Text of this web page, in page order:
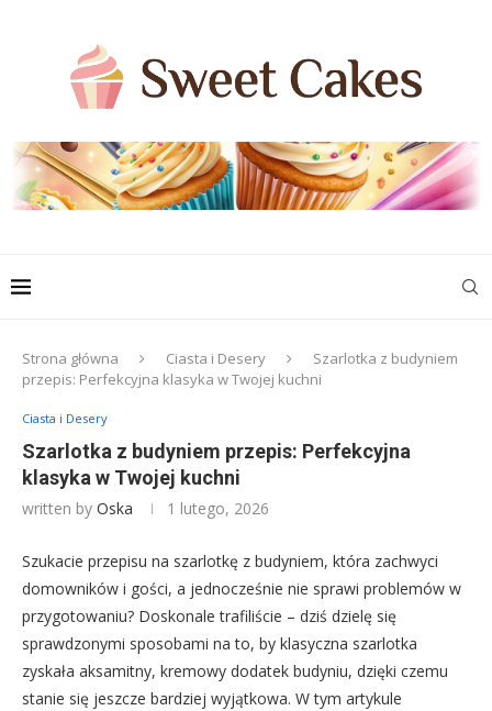
Strona główna Ciasta i Desery
Szarlotka z budyniem
przepis: Perfekcyjna klasyka w Twojej kuchni
Ciasta i Desery
Szarlotka z budyniem przepis: Perfekcyjna
klasyka w Twojej kuchni
written by Oska 1 lutego, 2026
Szukacie przepisu na szarlotkę z budyniem, która zachwyci
domowników i gości, a jednocześnie nie sprawi problemów w
przygotowaniu? Doskonale trafiliście – dziś dzielę się
sprawdzonymi sposobami na to, by klasyczna szarlotka
zyskała aksamitny, kremowy dodatek budyniu, dzięki czemu
stanie się jeszcze bardziej wyjątkowa. W tym artykule